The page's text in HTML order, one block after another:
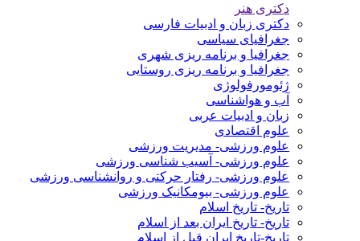
دکتری هنر
دکتری زبان و ادبیات فارسی
جغرافیای سیاسی
جغرافیا و برنامه ریزی شهری
جغرافیا و برنامه ریزی روستایی
ژئومورفولوژی
آب و هواشناسی
زبان و ادبیات عربی
علوم اقتصادی
علوم ورزشی- مدیریت ورزشی
علوم ورزشی- آسیب شناسی ورزشی
علوم ورزشی- رفتار حرکتی و روانشناسی ورزشی
علوم ورزشی- بیومکانیک ورزشی
تاریخ- تاریخ اسلام
تاریخ- تاریخ ایران بعد از اسلام
تاریخ-تاریخ ایران قبل از اسلام